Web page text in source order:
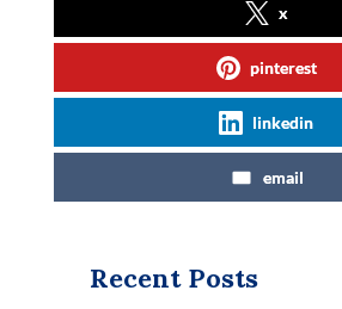
x
pinterest
linkedin
email
Recent Posts